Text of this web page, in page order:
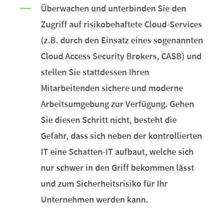
Überwachen und unterbinden Sie den
Zugriff auf risikobehaftete Cloud-Services
(z.B. durch den Einsatz eines sogenannten
Cloud Access Security Brokers, CASB) und
stellen Sie stattdessen Ihren
Mitarbeitenden sichere und moderne
Arbeitsumgebung zur Verfügung. Gehen
Sie diesen Schritt nicht, besteht die
Gefahr, dass sich neben der kontrollierten
IT eine Schatten-IT aufbaut, welche sich
nur schwer in den Griff bekommen lässt
und zum Sicherheitsrisiko für Ihr
Unternehmen werden kann.